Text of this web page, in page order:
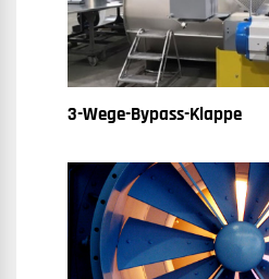
3-Wege-Bypass-Klappe